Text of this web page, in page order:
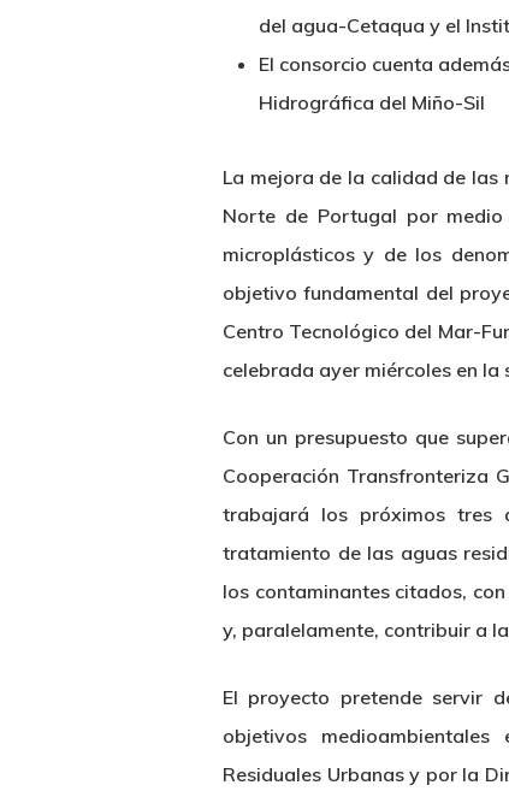
del agua-Cetaqua y el
El consorcio cuenta
Hidrográfica del Miño-Sil
La mejora de la calidad de las
Norte de Portugal por
microplásticos y de los
objetivo fundamental del
Centro Tecnológico del Mar-
celebrada ayer miércoles en
Con un presupuesto que
Cooperación Transfronteriza
trabajará los próximos tres
tratamiento de las aguas
los contaminantes citados,
y, paralelamente, contribuir a
El proyecto pretende servir
objetivos
Residuales Urbanas y por la